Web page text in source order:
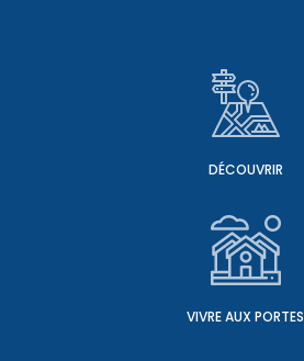
DÉCOUVRIR
VIVRE AUX PORTES